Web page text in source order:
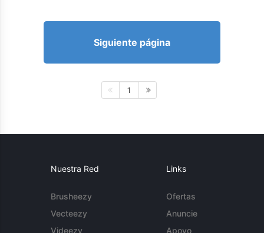
Siguiente página
1
Nuestra Red
Brusheezy
Vecteezy
Videezy
Links
Ofertas
Anuncie
Apoyo